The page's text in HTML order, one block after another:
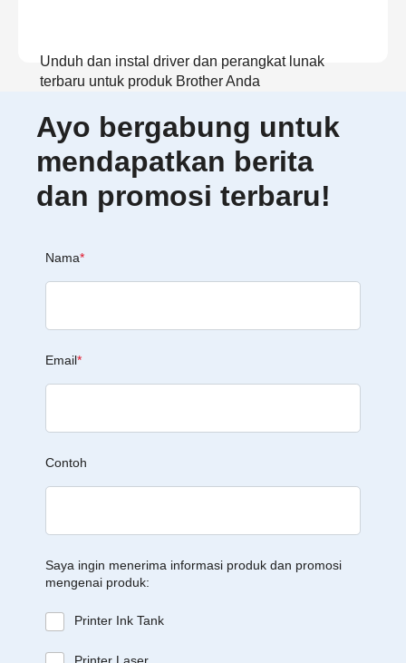
Unduh dan instal driver dan perangkat lunak
terbaru untuk produk Brother Anda
Lihat Unduhan
Ayo bergabung untuk
mendapatkan berita
dan promosi terbaru!
Nama*
Email*
Contoh
Saya ingin menerima informasi produk dan promosi
mengenai produk:
Printer Ink Tank